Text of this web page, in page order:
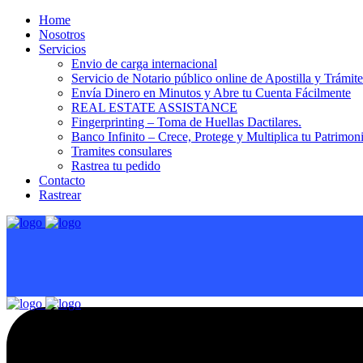
Home
Nosotros
Servicios
Envio de carga internacional
Servicio de Notario público online de Apostilla y
Envía Dinero en Minutos y Abre tu Cuenta Fácilmente
REAL ESTATE ASSISTANCE
Fingerprinting – Toma de Huellas Dactilares.
Banco Infinito – Crece, Protege y Multiplica tu
Tramites consulares
Rastrea tu pedido
Contacto
Rastrear